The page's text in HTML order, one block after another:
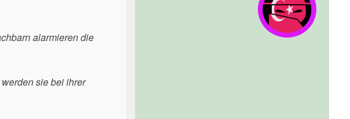
alarmieren die
sie bei ihrer